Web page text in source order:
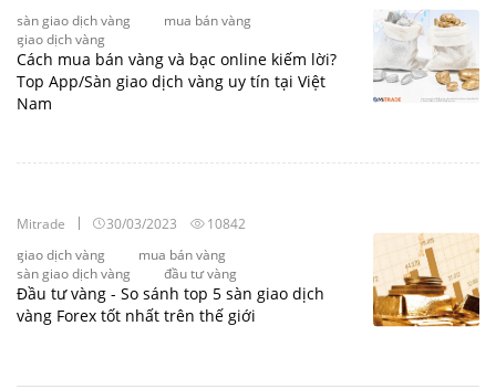
Cách mua bán vàng và bạc online kiếm lời?
Top App/Sàn giao dịch vàng uy tín tại Việt
Nam
sàn giao dịch vàng
mua bán vàng
giao dịch vàng
Đầu tư vàng - So sánh top 5 sàn giao dịch
vàng Forex tốt nhất trên thế giới
Mitrade 30/03/2023
10842
giao dịch vàng
mua bán vàng
sàn giao dịch vàng
đầu tư vàng